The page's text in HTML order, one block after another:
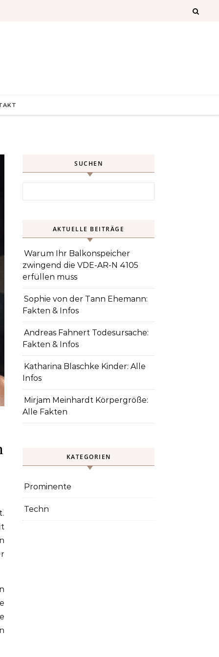
SUCHEN
AKTUELLE BEITRÄGE
Warum Ihr Balkonspeicher
zwingend die VDE-AR-N 4105
erfüllen muss
Sophie von der Tann Ehemann:
Fakten & Infos
Andreas Fahnert Todesursache:
Fakten & Infos
Katharina Blaschke Kinder: Alle
Infos
Mirjam Meinhardt Körpergröße:
Alle Fakten
KATEGORIEN
Prominente
Techn